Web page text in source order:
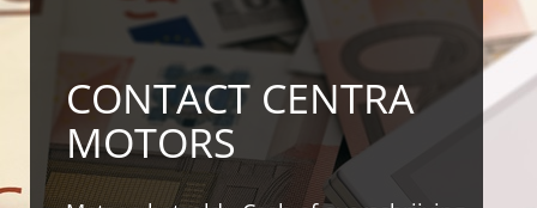
CONTACT CENTRA
MOTORS